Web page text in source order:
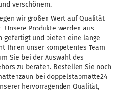
verschönern.
wir großen Wert auf Qualität
Unsere Produkte werden aus
gefertigt und bieten eine lange
Ihnen unser kompetentes Team
Sie bei der Auswahl des
zu beraten. Bestellen Sie noch
bei doppelstabmatte24
hervorragenden Qualität,